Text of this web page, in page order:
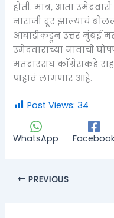
होती. मात्र, आता
नाराजी दूर झाल्याचं
आघाडीकडून उत्तर मुंबई
उमेदवाराच्या नावाची
मतदारसंघ काँग्रेसकडे
पाहावं लागणार आहे.
Post Views: 34
WhatsApp
PREVIOUS